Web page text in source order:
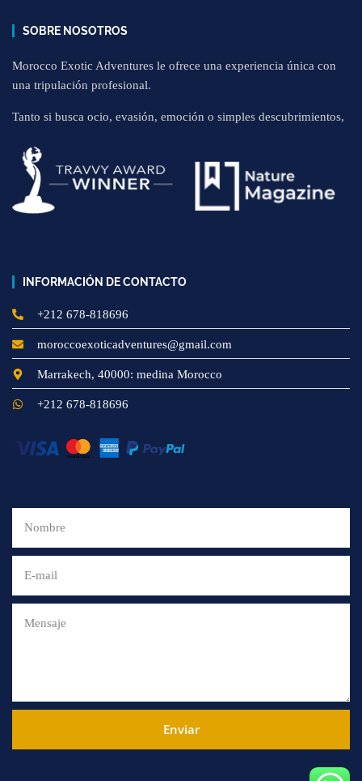
SOBRE NOSOTROS
Morocco Exotic Adventures le ofrece una experiencia única con
una tripulación profesional.
Tanto si busca ocio, evasión, emoción o simples descubrimientos,
INFORMACIÓN DE CONTACTO
+212 678-818696
moroccoexoticadventures@gmail.com
Marrakech, 40000: medina Morocco
+212 678-818696
Enviar